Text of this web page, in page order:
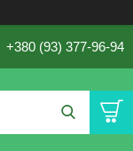
+380 (93) 377-96-94